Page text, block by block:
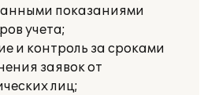
показаниями
учета;
и контроль за сроками
заявок от
лиц;